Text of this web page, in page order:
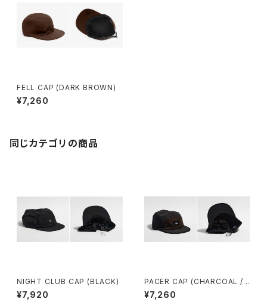
FELL CAP (DARK BROWN)
¥7,260
同じカテゴリの商品
NIGHT CLUB CAP (BLACK)
¥7,920
PACER CAP (CHARCOAL /
BLACK / BROWN)
¥7,260